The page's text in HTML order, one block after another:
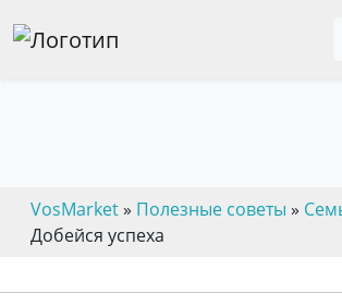
VosMarket» Полезные советы »
Добейся успеха